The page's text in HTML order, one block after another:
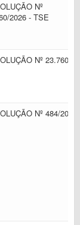
Nº
2026 - TSE
Nº 23.760 -
Nº 484/2022